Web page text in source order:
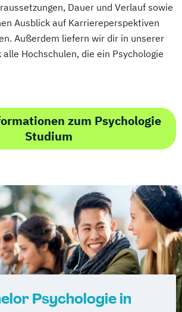
Dauer und Verlauf sowie
Ausblick auf Karriereperspektiven
Außerdem liefern wir dir in unserer
Hochschulen, die ein Psychologie
zum Psychologie
Studium
Psychologie in